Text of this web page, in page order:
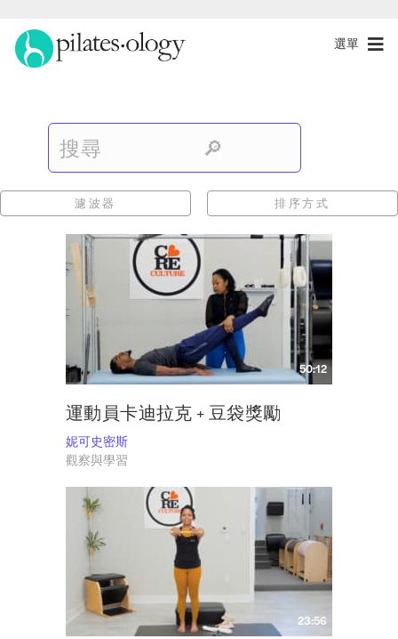
選單
濾波器 排序方式
50:12
運動員卡迪拉克 + 豆袋獎勵
妮可史密斯
觀察與學習
23:56